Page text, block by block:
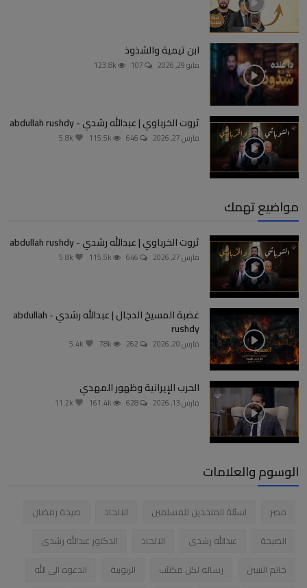
ابن تيمية والشذوذ
مايو 29, 2026
ثروت الخرباوي | عبدالله رشدي - abdullah rushdy
مارس 27, 2026
مواضيع تهمك
ثروت الخرباوي | عبدالله رشدي - abdullah rushdy
مارس 27, 2026
غضبة المسيخ الدجال | عبدالله رشدي - abdullah
rushdy
مارس 20, 2026
الحرب الإيرانية وظهور المهدي
مارس 13, 2026
الوسوم والعلامات
مصر اسئلة الملحدين للمسلمين الالحاد
صيحة رمضان
الصيحة
عبدالله رشدى الالحاد
الدكتور عبدالله رشدى
خاتم النبيين
رساله لكل مكتئب الربوبية
الدعوه الى الله